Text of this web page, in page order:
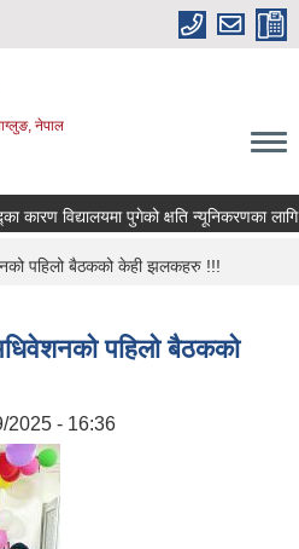
नेपाल
कारण विद्यालयमा पुगेको क्षति न्यूनिकरणका लागि
पहिलो बैठकको केही झलकहरु !!!
पहिलो बैठकको
2025 - 16:36